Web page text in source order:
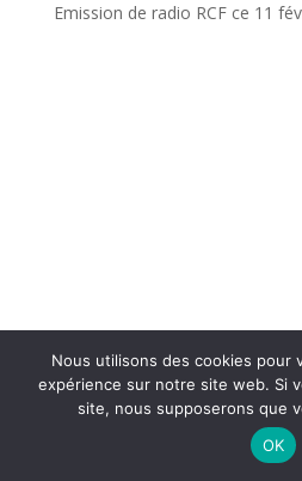
Emission de radio RCF ce 11
Nous utilisons des cookies pour
expérience sur notre site web. Si
site, nous supposerons que
OK